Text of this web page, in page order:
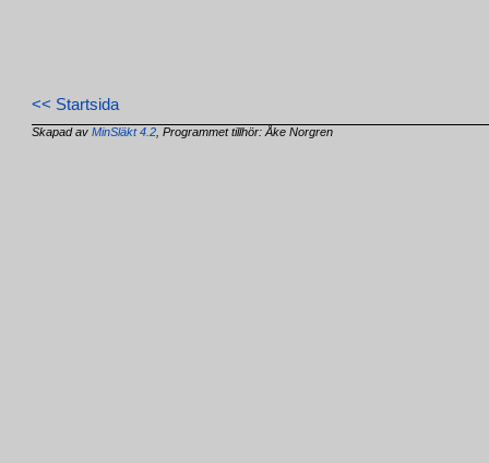
<< Startsida
Skapad avMinSläkt 4.2 , Programmet tillhör: Åke Norgren